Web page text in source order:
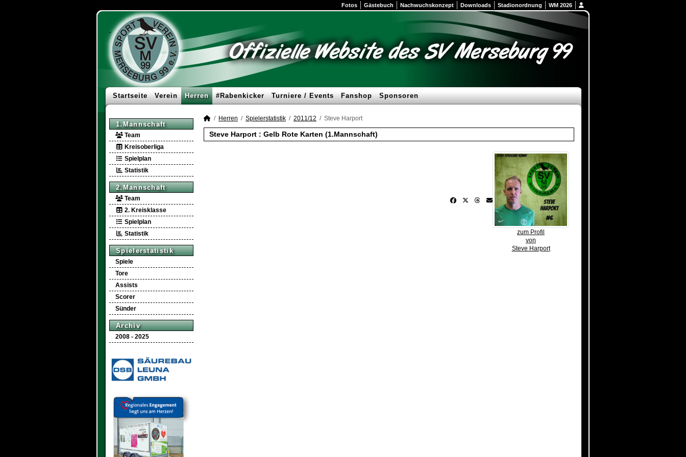
Fotos Gästebuch Nachwuchskonzept Downloads Stadionordnung WM 2026
Startseite Verein Herren #Rabenkicker Turniere / Events Fanshop Sponsoren
1.Mannschaft
Team
Kreisoberliga
Spielplan
Statistik
2.Mannschaft
Team
2. Kreisklasse
Spielplan
Statistik
Spielerstatistik
Spiele
Tore
Assists
Scorer
Sünder
Archiv
2008 - 2025
Herren Spielerstatistik 2011/12 Steve Harport
Steve Harport : Gelb Rote Karten (1.Mannschaft)
zum Profil
von
Steve Harport